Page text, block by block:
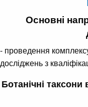
Основні
- проведення
досліджень з
Ботанічні таксони